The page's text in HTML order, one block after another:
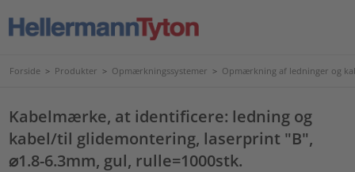
Forside > Produkter > Opmærkningssystemer > Opmærkning af ledninger og
Kabelmærke, at identificere: ledning og
kabel/til glidemontering, laserprint "B",
⌀1.8-6.3mm, gul, rulle=1000stk.